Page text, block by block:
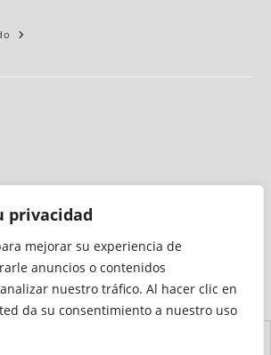
privacidad
mejorar su experiencia de
anuncios o contenidos
nuestro tráfico. Al hacer clic en
da su consentimiento a nuestro uso
auditado por